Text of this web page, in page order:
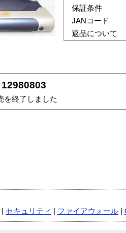
保証条件
JANコード
返品について
12980803
を終了しました
セキュリティ ファイアウォール